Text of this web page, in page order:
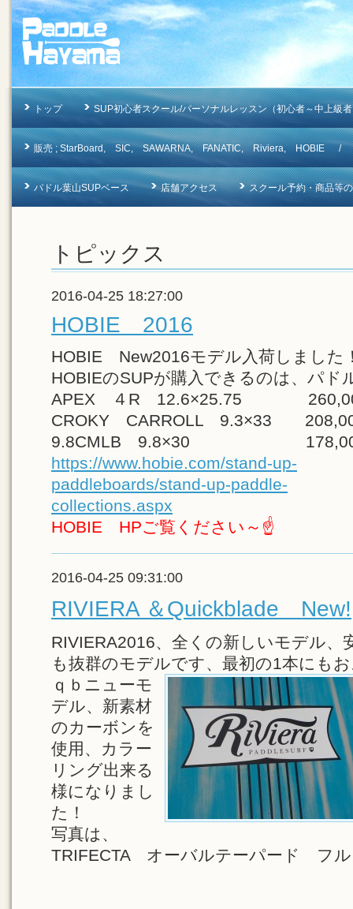
トップ SUP初心者スクール/パーソナルレッスン（初心者～中上級
販売 ; StarBoard, SIC, SAWARNA, FANATIC, Riviera, HOBIE /
パドル葉山SUPベース 店舗アクセス スクール予約・商品
トピックス
2016-04-25 18:27:00
HOBIE 2016
HOBIE New2016モデル入荷しました
HOBIEのSUPが購入できるのは、パド
APEX ４R 12.6×25.75 260,000
CROKY CARROLL 9.3×33
9.8CMLB 9.8×30 178,000
https://www.hobie.com/stand-up-
paddleboards/stand-up-paddle-
collections.aspx
HOBIE HPご覧ください～☝
2016-04-25 09:31:00
RIVIERA ＆Quickblade New!
RIVIERA2016、全くの新しいモデル、
も抜群のモデルです、最初の1本にも
ｑｂニューモ
デル、新素材
のカーボンを
使用、カラー
リング出来る
様になりまし
た！
写真は、
TRIFECTA オーバルテーパード フル